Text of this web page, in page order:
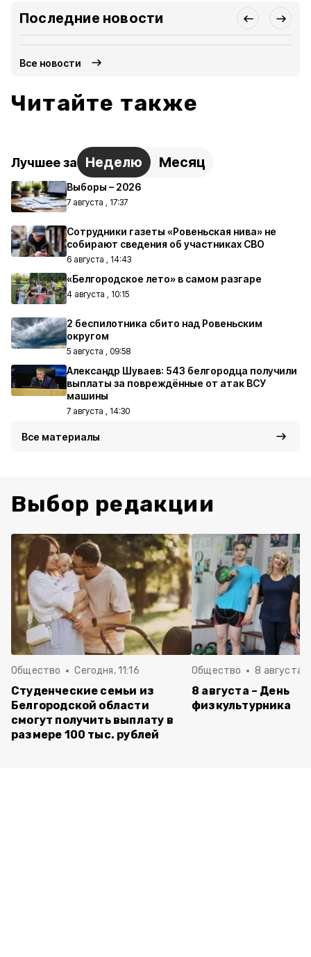
Последние новости
Все новости
Читайте также
Лучшее за Неделю Месяц
Выборы – 2026
7 августа , 17:37
Сотрудники газеты «Ровеньская нива» не
собирают сведения об участниках СВО
6 августа , 14:43
«Белгородское лето» в самом разгаре
4 августа , 10:15
2 беспилотника сбито над Ровеньским
округом
5 августа , 09:58
Александр Шуваев: 543 белгородца получили
выплаты за повреждённые от атак ВСУ
машины
7 августа , 14:30
Все материалы
Выбор редакции
Общество Сегодня, 11:16
Студенческие семьи из
Белгородской области
смогут получить выплату в
размере 100 тыс. рублей
Общество 8 августа ,
8 августа – День
физкультурника